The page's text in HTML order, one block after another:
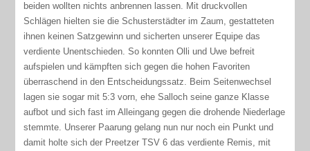
beiden wollten nichts anbrennen lassen. Mit druckvollen
Schlägen hielten sie die Schusterstädter im Zaum, gestatteten
ihnen keinen Satzgewinn und sicherten unserer Equipe das
verdiente Unentschieden. So konnten Olli und Uwe befreit
aufspielen und kämpften sich gegen die hohen Favoriten
überraschend in den Entscheidungssatz. Beim Seitenwechsel
lagen sie sogar mit 5:3 vorn, ehe Salloch seine ganze Klasse
aufbot und sich fast im Alleingang gegen die drohende Niederlage
stemmte. Unserer Paarung gelang nun nur noch ein Punkt und
damit holte sich der Preetzer TSV 6 das verdiente Remis, mit